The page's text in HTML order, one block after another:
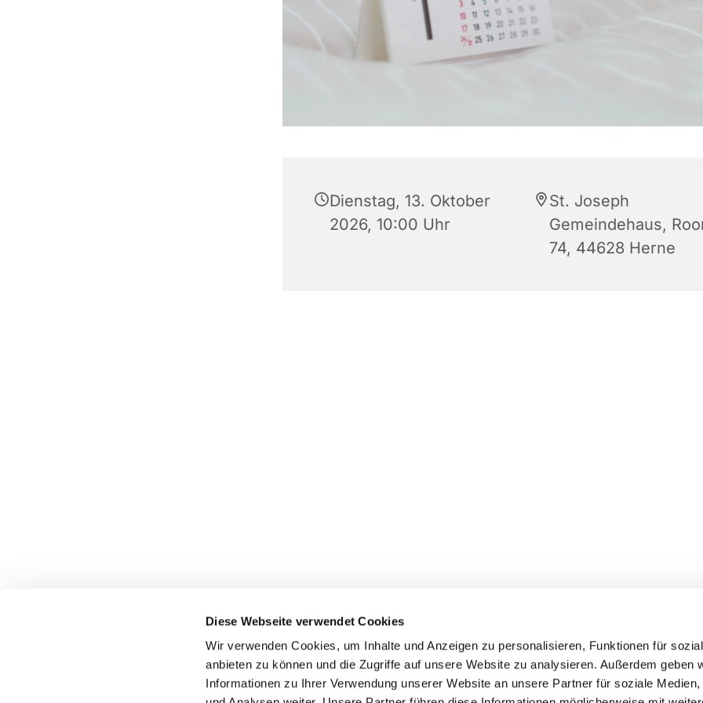
Diese Webseite verwendet Cookies
Wir verwenden Cookies, um Inhalte und Anzeigen zu personalisieren, Funktionen für
anbieten zu können und die Zugriffe auf unsere Website zu analysieren. Außerdem geben
Informationen zu Ihrer Verwendung unserer Website an unsere Partner für soziale Medien,
Dienstag, 13. Oktober
2026, 10:00 Uhr
St. Joseph
Gemeindehaus,
74, 44628 Herne
Pfarrei St. Dionysius Herne